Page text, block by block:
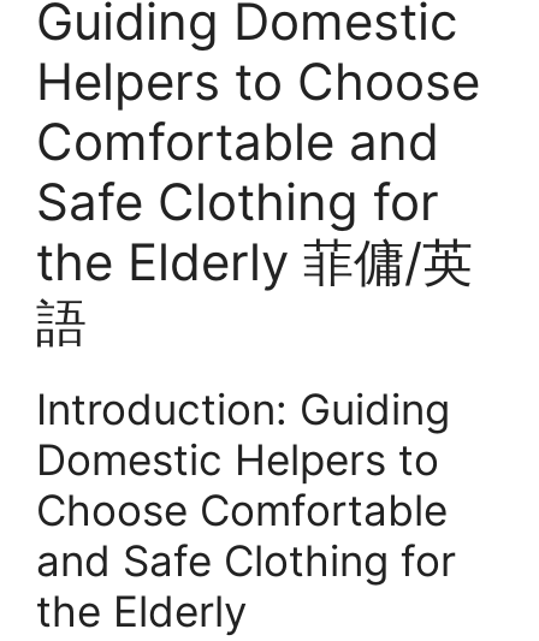
Guiding Domestic
Helpers to Choose
Comfortable and
Safe Clothing for
the Elderly 菲傭/英
語
Introduction: Guiding
Domestic Helpers to
Choose Comfortable
and Safe Clothing for
the Elderly